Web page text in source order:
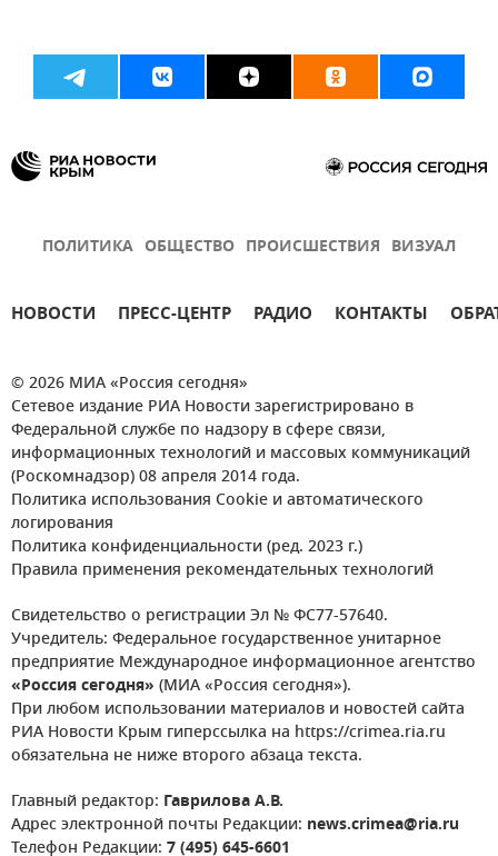
ПОЛИТИКА ОБЩЕСТВО ПРОИСШЕСТВИЯ ВИЗУАЛ
НОВОСТИ ПРЕСС-ЦЕНТР РАДИО КОНТАКТЫ
© 2026 МИА «Россия сегодня»
Сетевое издание РИА Новости зарегистрировано в
Федеральной службе по надзору в сфере связи,
информационных технологий и массовых коммуникаций
(Роскомнадзор) 08 апреля 2014 года.
Политика использования Cookie и автоматического
логирования
Политика конфиденциальности (ред. 2023 г.)
Правила применения рекомендательных технологий
Свидетельство о регистрации Эл № ФС77-57640.
Учредитель: Федеральное государственное унитарное
предприятие Международное информационное агентство
«Россия сегодня» (МИА «Россия сегодня»).
При любом использовании материалов и новостей сайта
РИА Новости Крым гиперссылка на https://crimea.ria.ru
обязательна не ниже второго абзаца текста.
Главный редактор: Гаврилова А.В.
Адрес электронной почты Редакции: news.crimea@ria.ru
Телефон Редакции: 7 (495) 645-6601